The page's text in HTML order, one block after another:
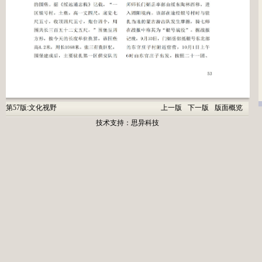
第57版:文化视野 上一版 下一版
版面概览
技术支持：思异科技